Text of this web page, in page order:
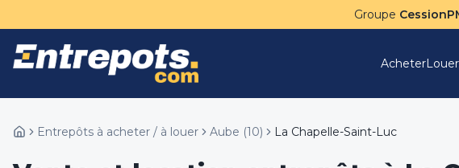
Groupe
AcheterLouer
Entrepôts à acheter / à louer Aube (10) La Chapelle-Saint-Luc